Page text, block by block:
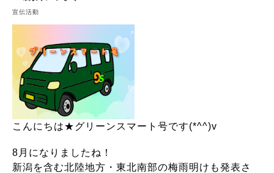
宣伝活動
こんにちは★グリーンスマート号です(*^^)v
8月になりましたね！
新潟を含む北陸地方・東北南部の梅雨明けも発表さ